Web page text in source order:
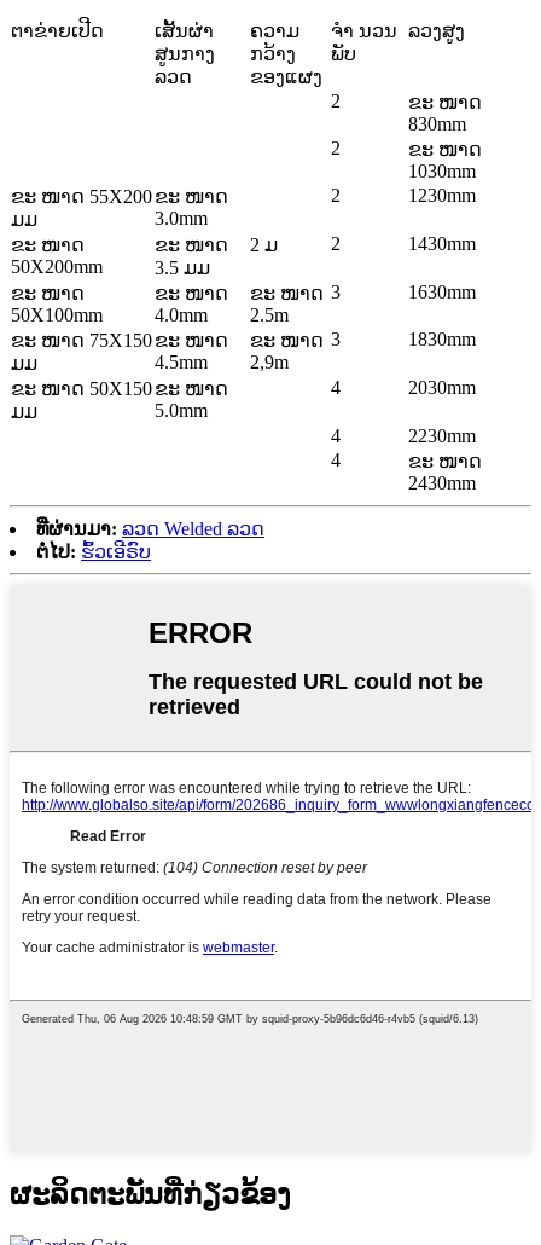
ຕາຂ່າຍເປີດ
ເສັ້ນຜ່າ
ສູນກາງ
ລວດ
ຄວາມ
ກວ້າງ
ຂອງແຜງ
ຈຳ ນວນ
ພັບ
ລວງສູງ
2
ຂະ ໜາດ
830mm
2
ຂະ ໜາດ
1030mm
ຂະ ໜາດ 55X200
ມມ
ຂະ ໜາດ
3.0mm
2 1230mm
ຂະ ໜາດ
50X200mm
ຂະ ໜາດ
3.5 ມມ
2 ມ 2 1430mm
ຂະ ໜາດ
50X100mm
ຂະ ໜາດ
4.0mm
ຂະ ໜາດ
2.5m
3 1630mm
ຂະ ໜາດ 75X150
ມມ
ຂະ ໜາດ
4.5mm
ຂະ ໜາດ
2,9m
3 1830mm
ຂະ ໜາດ 50X150
ມມ
ຂະ ໜາດ
5.0mm
4 2030mm
4
2230mm
4
ຂະ ໜາດ
2430mm
ທີ່ຜ່ານມາ: ລວດ Welded ລວດ
ຕໍ່ໄປ: ຮົ້ວເອີຣົບ
ຜະ​ລິດ​ຕະ​ພັນ​ທີ່​ກ່ຽວ​ຂ້ອງ